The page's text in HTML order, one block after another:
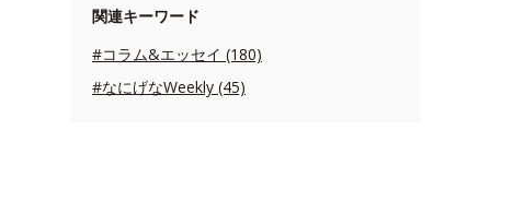
関連キーワード
#コラム&エッセイ (180)
#なにげなWeekly (45)